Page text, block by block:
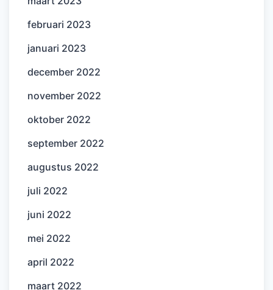
februari 2023
januari 2023
december 2022
november 2022
oktober 2022
september 2022
augustus 2022
juli 2022
juni 2022
mei 2022
april 2022
maart 2022